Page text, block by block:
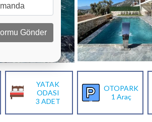
YATAK
ODASI
3 ADET
OTOPARK
1 Araç
Gönder